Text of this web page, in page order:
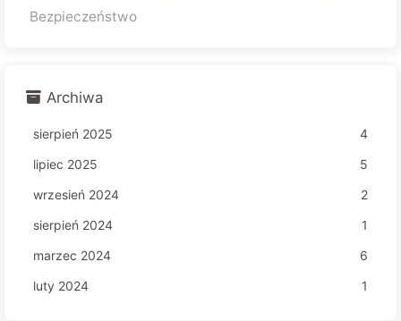
Bezpieczeństwo
Archiwa
sierpień 2025
4
lipiec 2025
5
wrzesień 2024
2
sierpień 2024
1
marzec 2024
6
luty 2024
1